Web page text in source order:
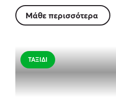
Μάθε περισσότερα
ΤΑΞΊΔΙ